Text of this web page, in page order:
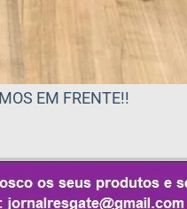
EM FRENTE!!